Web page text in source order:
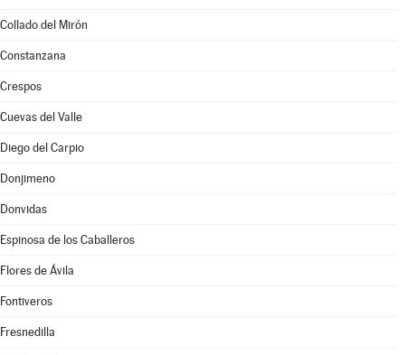
Collado del Mirón
Constanzana
Crespos
Cuevas del Valle
Diego del Carpio
Donjimeno
Donvidas
Espinosa de los Caballeros
Flores de Ávila
Fontiveros
Fresnedilla